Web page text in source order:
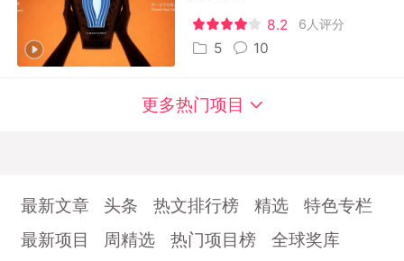
8.2 6人评分
5 10
更多热门项目
最新文章 头条 热文排行榜 精选
特色专栏
最新项目
周精选 热门项目榜
全球奖库